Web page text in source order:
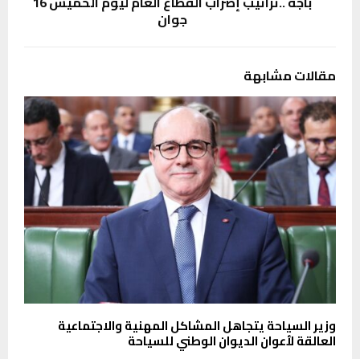
جوان
مقالات مشابهة
وزير السياحة يتجاهل المشاكل المهنية والاجتماعية
العالقة لأعوان الديوان الوطني للسياحة